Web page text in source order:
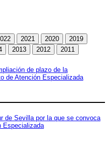
2021 2020
2019
2013 2012 2011
de plazo de la
de Atención Especializada
de Sevilla por la que se convoca
Especializada